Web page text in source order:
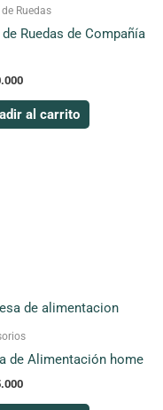
Ruedas
Ruedas de Compañía
al carrito
de Alimentación home